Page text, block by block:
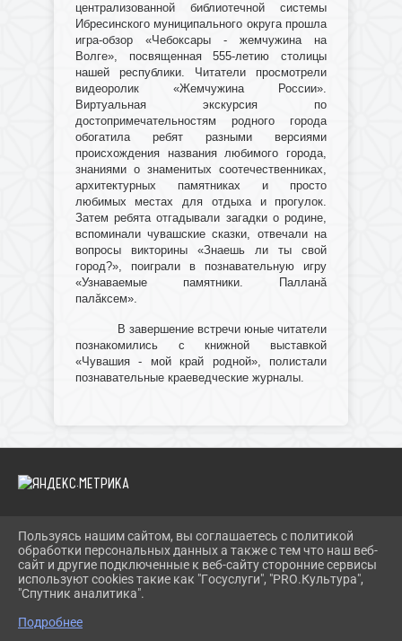
централизованной библиотечной системы
Ибресинского муниципального округа прошла
игра-обзор «Чебоксары - жемчужина на
Волге», посвященная 555-летию столицы
нашей республики. Читатели просмотрели
видеоролик «Жемчужина России».
Виртуальная экскурсия по
достопримечательностям родного города
обогатила ребят разными версиями
происхождения названия любимого города,
знаниями о знаменитых соотечественниках,
архитектурных памятниках и просто
любимых местах для отдыха и прогулок.
Затем ребята отгадывали загадки о родине,
вспоминали чувашские сказки, отвечали на
вопросы викторины «Знаешь ли ты свой
город?», поиграли в познавательную игру
«Узнаваемые памятники. Палланă
палăксем».
В завершение встречи юные читатели
познакомились с книжной выставкой
«Чувашия - мой край родной», полистали
познавательные краеведческие журналы.
2026 Г. IBRBIB.RU
ВХОД
КАРТА САЙТА
ПОЛИТИКА ОБРАБОТКИ ПЕРСОНАЛЬНЫХ ДАННЫХ
СДЕЛАНО НА KUBCMS
Пользуясь нашим сайтом, вы соглашаетесь с политикой
обработки персональных данных а также с тем что наш веб-
сайт и другие подключенные к веб-сайту сторонние сервисы
используют cookies такие как "Госуслуги", "PRO.Культура",
"Спутник аналитика".
Подробнее